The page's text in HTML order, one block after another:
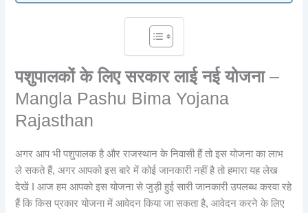
पशुपालकों के लिए सरकार लाई नई योजना–
Mangla Pashu Bima Yojana
Rajasthan
अगर आप भी पशुपालक है और राजस्थान के निवासी हैं तो इस योजना का लाभ
ले सकते हैं, अगर आपको इस बारे में कोई जानकारी नहीं है तो हमारा यह लेख
देखें I आज हम आपको इस योजना से जुड़ी हुई सारी जानकारी उपलब्ध करवा रहे
हैं कि किस प्रकार योजना में आवेदन किया जा सकता है, आवेदन करने के लिए